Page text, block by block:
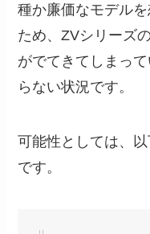
種か廉価なモデル
ため、ZVシリーズ
がでてきてしまっ
らない状況です。
可能性としては、
です。